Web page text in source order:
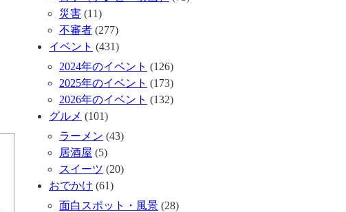
災害 (11)
不審者 (277)
イベント (431)
2024年のイベント (126)
2025年のイベント (173)
2026年のイベント (132)
グルメ (101)
ラーメン (43)
居酒屋 (5)
スイーツ (20)
おでかけ (61)
面白スポット・風景 (28)